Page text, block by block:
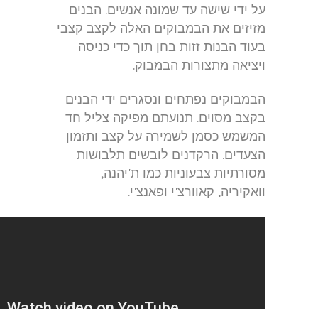
על ידי שישה עד שמונה אנשים. הבנים
מזיזים את הבמבוקים האלה לקצב קצבי
בעוד הבנות זזות בחן תוך כדי כניסה
ויציאה מתצורות הבמבוק.
הבמבוקים נפתחים ונסגרים ידי הבנים
בקצב מסוים. תנועתם מפיקה צליל חד
המשמש כסמן לשמירה על קצב ותזמון
הצעדים. הרקדנים לובשים תלבושות
מסורתיות צבעוניות כמו ת'יהנה,
וואקיריה, קאוורצ'י ופאנצ'י.